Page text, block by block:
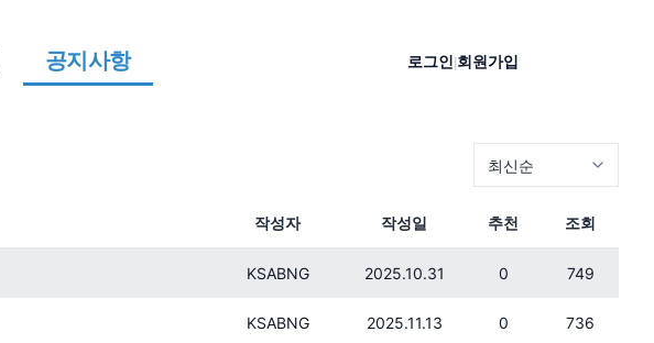
공지사항 로그인 |회원가입
작성자 작성일 추천 조회
KSABNG 2025.10.31 0 749
KSABNG 2025.11.13 0 736